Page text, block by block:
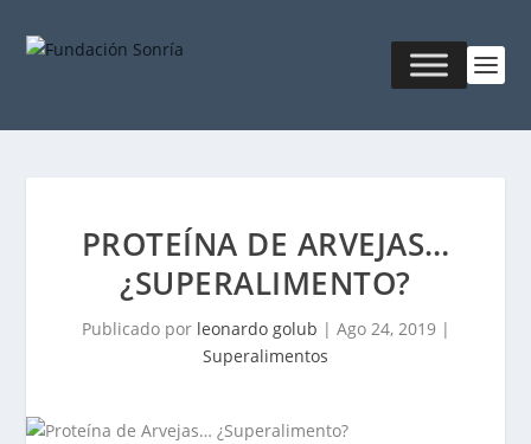
PROTEÍNA DE ARVEJAS…
¿SUPERALIMENTO?
Publicado por leonardo golub | Ago 24, 2019|
Superalimentos